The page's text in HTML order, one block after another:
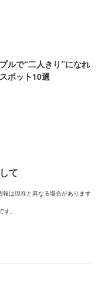
ルで“二人きり”になれ
ポット10選
て
は現在と異なる場合があります
。